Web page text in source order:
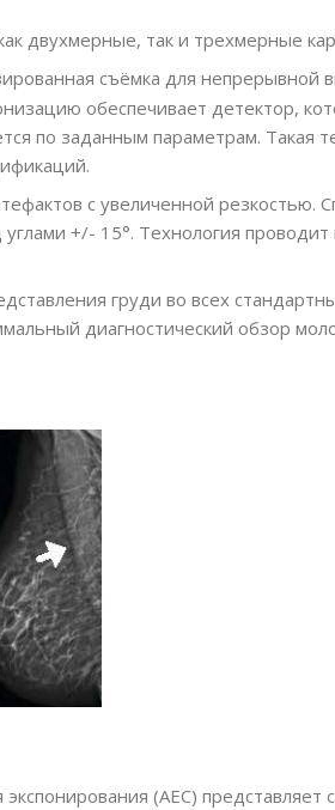
двухмерные, так и трехмерные
съёмка для непрерывной
обеспечивает детектор,
по заданным параметрам. Такая
с увеличенной
+/- 15°. Технология
груди во всех
диагностический обзор
экспонирования (AEC)